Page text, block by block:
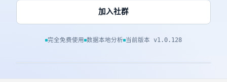
加入社群
完全免费使用 数据本地分析 当前版本 v1.0.128